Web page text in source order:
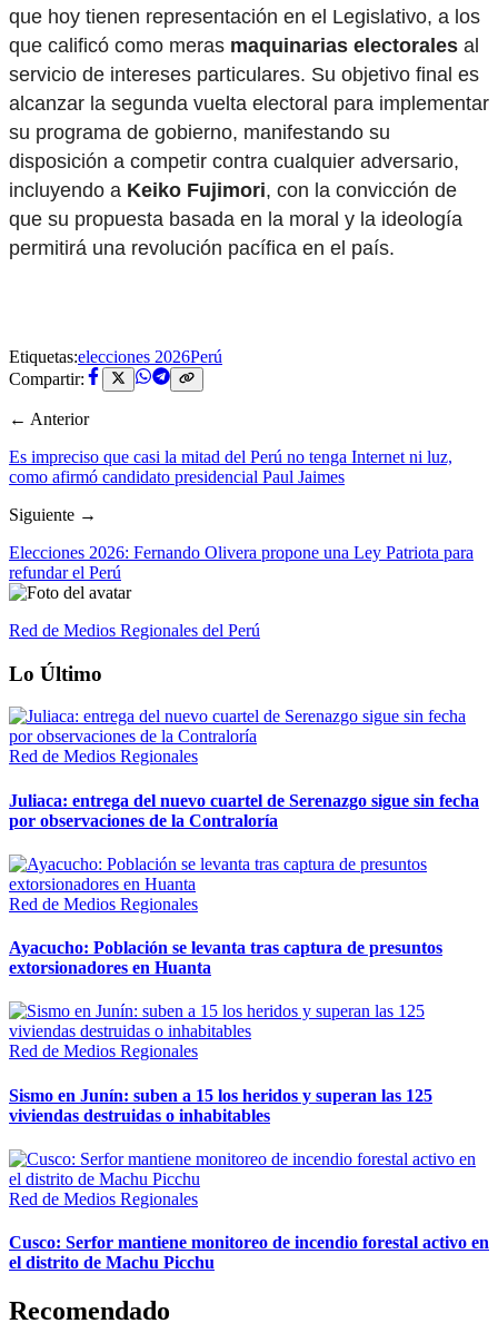
que hoy tienen representación en el Legislativo, a los
que calificó como meras maquinarias electorales al
servicio de intereses particulares. Su objetivo final es
alcanzar la segunda vuelta electoral para implementar
su programa de gobierno, manifestando su
disposición a competir contra cualquier adversario,
incluyendo a Keiko Fujimori, con la convicción de
que su propuesta basada en la moral y la ideología
permitirá una revolución pacífica en el país.
Etiquetas:elecciones 2026Perú
Compartir:
← Anterior
Es impreciso que casi la mitad del Perú no tenga Internet ni luz,
como afirmó candidato presidencial Paul Jaimes
Siguiente →
Elecciones 2026: Fernando Olivera propone una Ley Patriota para
refundar el Perú
Red de Medios Regionales del Perú
Lo Último
Red de Medios Regionales
Juliaca: entrega del nuevo cuartel de Serenazgo sigue sin fecha
por observaciones de la Contraloría
Red de Medios Regionales
Ayacucho: Población se levanta tras captura de presuntos
extorsionadores en Huanta
Red de Medios Regionales
Sismo en Junín: suben a 15 los heridos y superan las 125
viviendas destruidas o inhabitables
Red de Medios Regionales
Cusco: Serfor mantiene monitoreo de incendio forestal activo en
el distrito de Machu Picchu
Recomendado